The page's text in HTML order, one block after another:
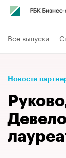
Все выпуски
Новости